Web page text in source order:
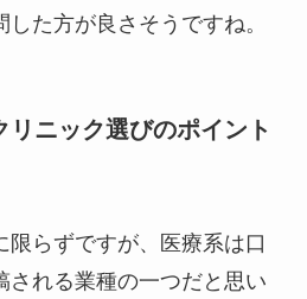
た方が良さそうですね。
リニック選びのポイント
限らずですが、医療系は口
される業種の一つだと思い